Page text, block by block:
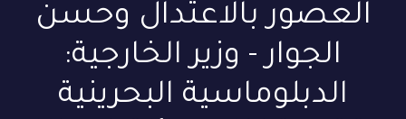
العصور بالاعتدال وحسن
الجوار - وزير الخارجية:
الدبلوماسية البحرينية